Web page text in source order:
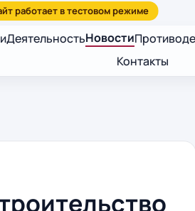
ДеятельностьНовости
Контакты